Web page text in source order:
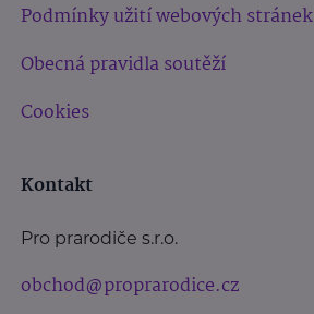
Podmínky užití webových stránek
Obecná pravidla soutěží
Cookies
Kontakt
Pro prarodiče s.r.o.
obchod@proprarodice.cz